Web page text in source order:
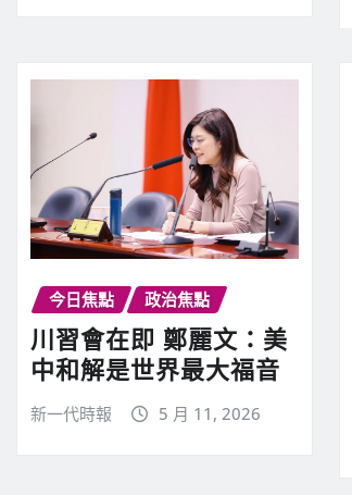
今日焦點 政治焦點
川習會在即 鄭麗文：美
中和解是世界最大福音
新一代時報 5 月 11, 2026